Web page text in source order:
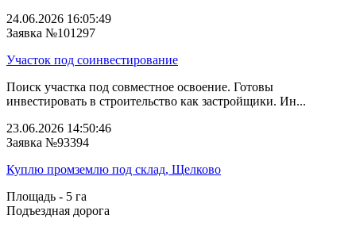
24.06.2026 16:05:49
Заявка №101297
Участок под соинвестирование
Поиск участка под совместное освоение. Готовы
инвестировать в строительство как застройщики. Ин...
23.06.2026 14:50:46
Заявка №93394
Куплю промземлю под склад, Щелково
Площадь - 5 га
Подъездная дорога